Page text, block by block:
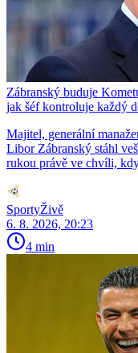
Zábranský buduje
jak šéf kontroluje každý
Majitel, generální
Libor Zábranský stáhl
rukou právě ve chvíli,
SportyŽivě
6. 8. 2026, 20:23
4 min